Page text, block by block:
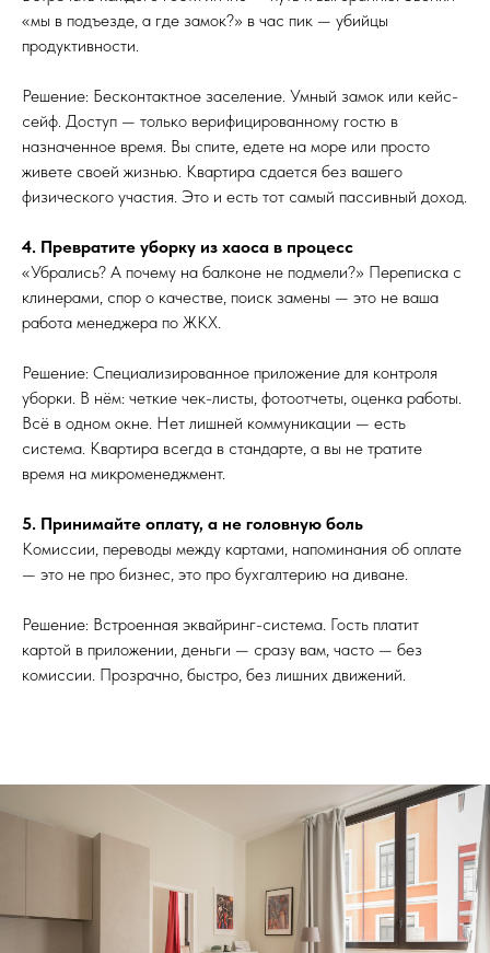
«мы в подъезде, а где замок?» в час пик — убийцы
продуктивности.
Решение: Бесконтактное заселение. Умный замок или кейс-
сейф. Доступ — только верифицированному гостю в
назначенное время. Вы спите, едете на море или просто
живете своей жизнью. Квартира сдается без вашего
физического участия. Это и есть тот самый пассивный доход.
4. Превратите уборку из хаоса в процесс
«Убрались? А почему на балконе не подмели?» Переписка с
клинерами, спор о качестве, поиск замены — это не ваша
работа менеджера по ЖКХ.
Решение: Специализированное приложение для контроля
уборки. В нём: четкие чек-листы, фотоотчеты, оценка работы.
Всё в одном окне. Нет лишней коммуникации — есть
система. Квартира всегда в стандарте, а вы не тратите
время на микроменеджмент.
5. Принимайте оплату, а не головную боль
Комиссии, переводы между картами, напоминания об оплате
— это не про бизнес, это про бухгалтерию на диване.
Решение: Встроенная эквайринг-система. Гость платит
картой в приложении, деньги — сразу вам, часто — без
комиссии. Прозрачно, быстро, без лишних движений.